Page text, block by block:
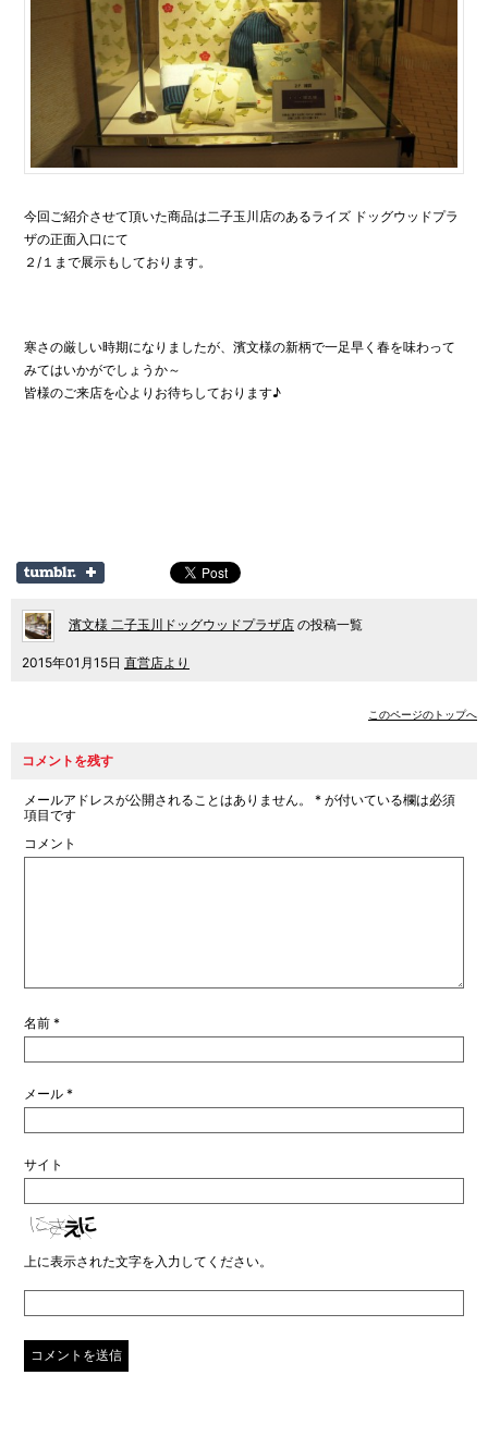
今回ご紹介させて頂いた商品は二子玉川店のあるライズ ドッグウッドプラ
ザの正面入口にて
２/１まで展示もしております。
寒さの厳しい時期になりましたが、濱文様の新柄で一足早く春を味わって
みてはいかがでしょうか～
皆様のご来店を心よりお待ちしております♪
濱文様 二子玉川ドッグウッドプラザ店 の投稿一覧
2015年01月15日 直営店より
このページのトップへ
コメントを残す
メールアドレスが公開されることはありません。 * が付いている欄は必須
項目です
コメント
名前 *
メール *
サイト
上に表示された文字を入力してください。